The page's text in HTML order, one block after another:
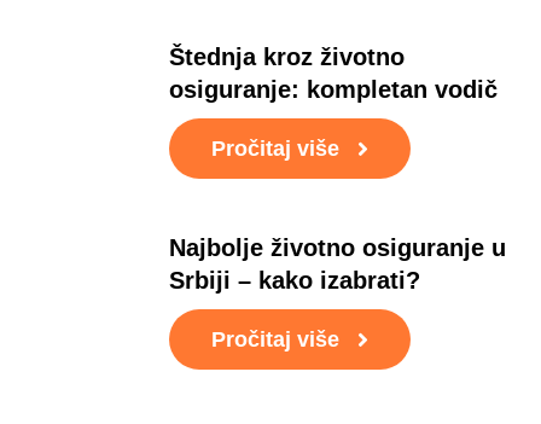
Štednja kroz životno
osiguranje: kompletan vodič
Pročitaj više
Najbolje životno osiguranje u
Srbiji – kako izabrati?
Pročitaj više